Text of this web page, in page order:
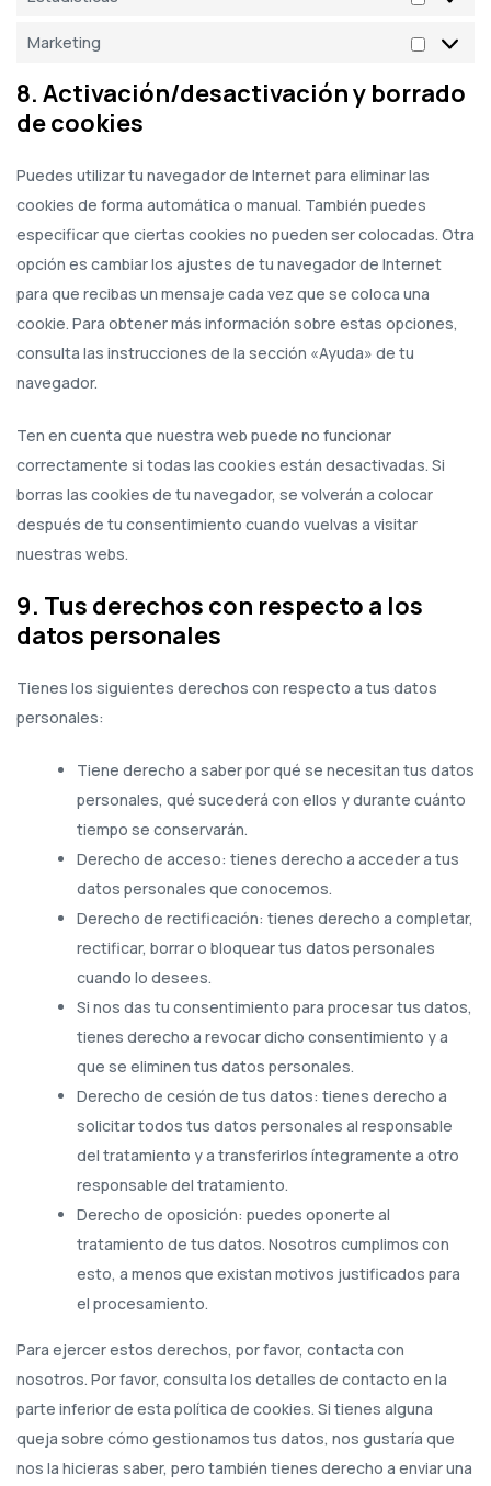
Marketing
8. Activación/desactivación y borrado
de cookies
Puedes utilizar tu navegador de Internet para eliminar las
cookies de forma automática o manual. También puedes
especificar que ciertas cookies no pueden ser colocadas. Otra
opción es cambiar los ajustes de tu navegador de Internet
para que recibas un mensaje cada vez que se coloca una
cookie. Para obtener más información sobre estas opciones,
consulta las instrucciones de la sección «Ayuda» de tu
navegador.
Ten en cuenta que nuestra web puede no funcionar
correctamente si todas las cookies están desactivadas. Si
borras las cookies de tu navegador, se volverán a colocar
después de tu consentimiento cuando vuelvas a visitar
nuestras webs.
9. Tus derechos con respecto a los
datos personales
Tienes los siguientes derechos con respecto a tus datos
personales:
Tiene derecho a saber por qué se necesitan tus datos
personales, qué sucederá con ellos y durante cuánto
tiempo se conservarán.
Derecho de acceso: tienes derecho a acceder a tus
datos personales que conocemos.
Derecho de rectificación: tienes derecho a completar,
rectificar, borrar o bloquear tus datos personales
cuando lo desees.
Si nos das tu consentimiento para procesar tus datos,
tienes derecho a revocar dicho consentimiento y a
que se eliminen tus datos personales.
Derecho de cesión de tus datos: tienes derecho a
solicitar todos tus datos personales al responsable
del tratamiento y a transferirlos íntegramente a otro
responsable del tratamiento.
Derecho de oposición: puedes oponerte al
tratamiento de tus datos. Nosotros cumplimos con
esto, a menos que existan motivos justificados para
el procesamiento.
Para ejercer estos derechos, por favor, contacta con
nosotros. Por favor, consulta los detalles de contacto en la
parte inferior de esta política de cookies. Si tienes alguna
queja sobre cómo gestionamos tus datos, nos gustaría que
nos la hicieras saber, pero también tienes derecho a enviar una